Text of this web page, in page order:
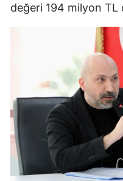
değeri 194 milyon TL